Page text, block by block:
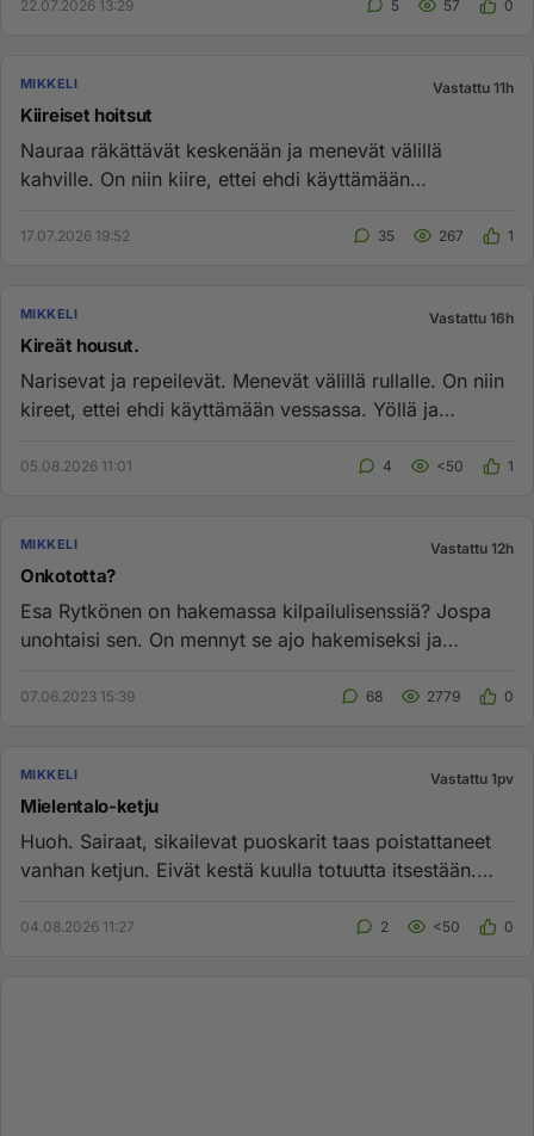
22.07.2026 13:29 5 57 0
MIKKELI Vastattu 11h
Kiireiset hoitsut
Nauraa räkättävät keskenään ja menevät välillä
kahville. On niin kiire, ettei ehdi käyttämään
17.07.2026 19:52 35 267 1
MIKKELI Vastattu 16h
Kireät housut.
Narisevat ja repeilevät. Menevät välillä rullalle. On niin
kireet, ettei ehdi käyttämään vessassa. Yöllä ja
05.08.2026 11:01 4 <50 1
MIKKELI Vastattu 12h
Onkototta?
Esa Rytkönen on hakemassa kilpailulisenssiä? Jospa
unohtaisi sen. On mennyt se ajo hakemiseksi ja
07.06.2023 15:39 68 2779 0
MIKKELI Vastattu 1pv
Mielentalo-ketju
Huoh. Sairaat, sikailevat puoskarit taas poistattaneet
vanhan ketjun. Eivät kestä kuulla totuutta itsestään.
04.08.2026 11:27 2 <50 0